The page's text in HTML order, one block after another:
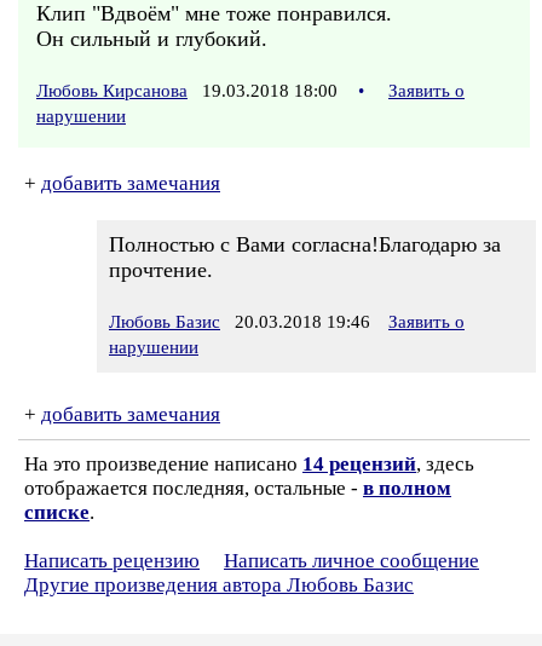
Клип "Вдвоём" мне тоже понравился.
Он сильный и глубокий.
Любовь Кирсанова 19.03.2018 18:00 •
Заявить о
нарушении
+ добавить замечания
Полностью с Вами согласна!Благодарю за
прочтение.
Любовь Базис 20.03.2018 19:46
Заявить о
нарушении
+ добавить замечания
На это произведение написано 14 рецензий, здесь
отображается последняя, остальные - в полном
списке.
Написать рецензию
Написать личное сообщение
Другие произведения автора Любовь Базис